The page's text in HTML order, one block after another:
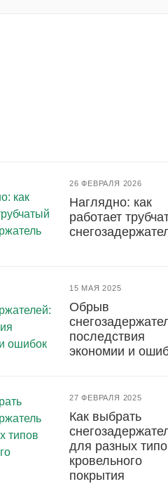
26 ФЕВРАЛЯ 2026
Наглядно: как
работает
15 МАЯ 2025
Обрыв
последствия
экономии и
27 ФЕВРАЛЯ 2025
Как выбрать
для разных
кровельного
покрытия